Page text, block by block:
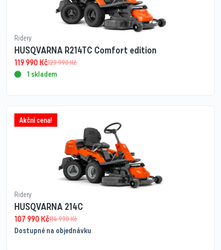
Ridery
HUSQVARNA R214TC Comfort edition
129 990Kč
119 990 Kč
1 skladem
Akční cena!
Ridery
HUSQVARNA 214C
114 990Kč
107 990 Kč
Dostupné na objednávku